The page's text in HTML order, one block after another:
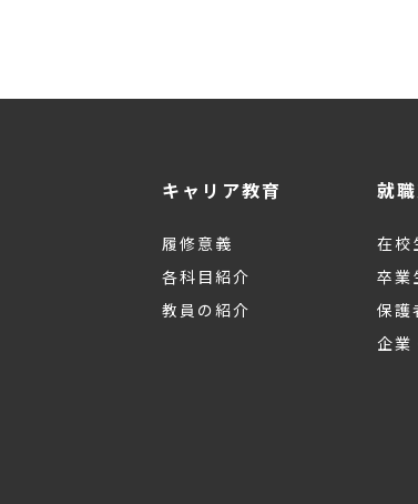
キャリア教育
履修意義
各科目紹介
教員の紹介
就
在校
卒業
保護
企業